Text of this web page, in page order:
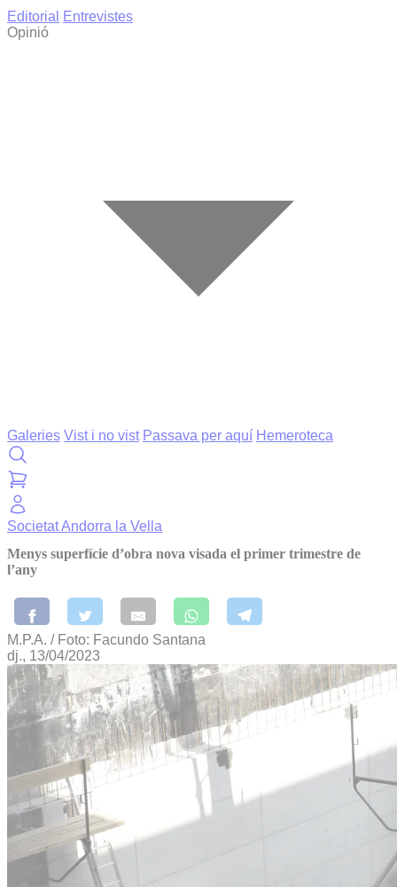
Editorial
Entrevistes
Opinió
Galeries Vist i no vist Passava per aquí Hemeroteca
SocietatAndorra la Vella
Menys superfície d’obra nova visada el primer trimestre de
l’any
M.P.A. / Foto: Facundo Santana
dj., 13/04/2023